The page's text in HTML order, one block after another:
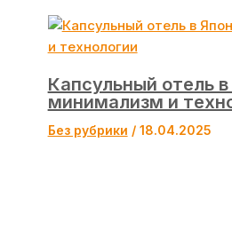
Капсульный отель
минимализм и
Без рубрики / 18.04.2025